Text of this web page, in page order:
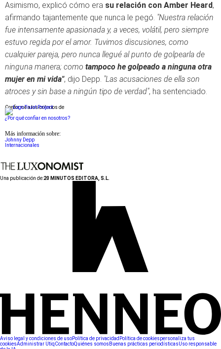
Asimismo, explicó cómo era su relación con Amber Heard,
afirmando tajantemente que nunca le pegó. "Nuestra relación
fue intensamente apasionada y, a veces, volátil, pero siempre
estuvo regida por el amor. Tuvimos discusiones, como
cualquier pareja, pero nunca llegué al punto de golpearla de
ninguna manera; como tampoco he golpeado a ninguna otra
mujer en mi vida", dijo Depp. "Las acusaciones de ella son
atroces y sin base a ningún tipo de verdad", ha sentenciado.
Conforme a los criterios de
¿Por qué confiar en nosotros?
Más información sobre:
Johnny Depp
Internacionales
Una publicación de:20 MINUTOS EDITORA, S.L.
Aviso legal y condiciones de usoPolítica de privacidad Política de cookiespersonaliza tus
cookiesAdministrar UtiqContactoQuiénes somos Buenas prácticas periodísticasUso responsable